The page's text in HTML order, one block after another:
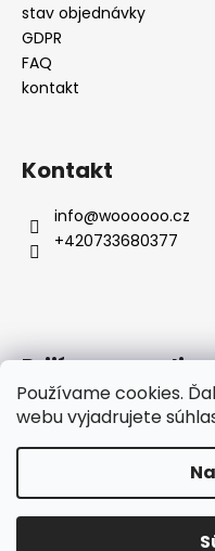
Používame cookies.
webu vyjadrujete
stav objednávky
GDPR
FAQ
kontakt
Kontakt
info@woooooo.cz
+420733680377
Prijímame
Copyright 2026
Upraviť